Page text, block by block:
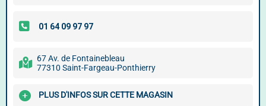
67 Av. de Fontainebleau
77310 Saint-Fargeau-Ponthierry
PLUS D'INFOS SUR CETTE MAGASIN